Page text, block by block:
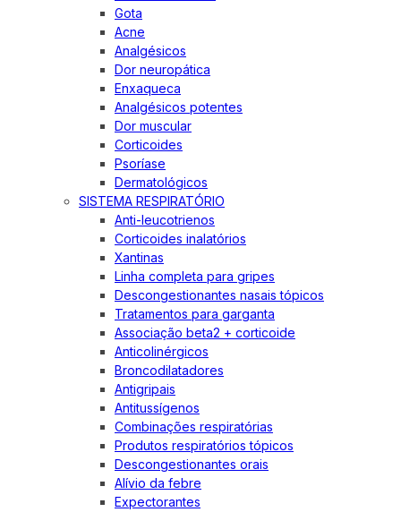
Gota
Acne
Analgésicos
Dor neuropática
Enxaqueca
Analgésicos potentes
Dor muscular
Corticoides
Psoríase
Dermatológicos
SISTEMA RESPIRATÓRIO
Anti-leucotrienos
Corticoides inalatórios
Xantinas
Linha completa para gripes
Descongestionantes nasais tópicos
Tratamentos para garganta
Associação beta2 + corticoide
Anticolinérgicos
Broncodilatadores
Antigripais
Antitussígenos
Combinações respiratórias
Produtos respiratórios tópicos
Descongestionantes orais
Alívio da febre
Expectorantes